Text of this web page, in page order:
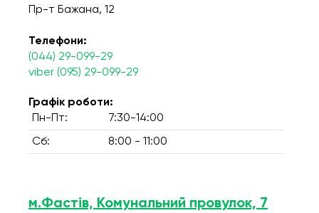
Пр-т Бажана, 12
Телефони:
(044) 29-099-29
viber (095) 29-099-29
Графік роботи:
Пн-Пт:
7:30-14:00
Сб: 8:00 - 11:00
м.Фастів, Комунальний провулок, 7